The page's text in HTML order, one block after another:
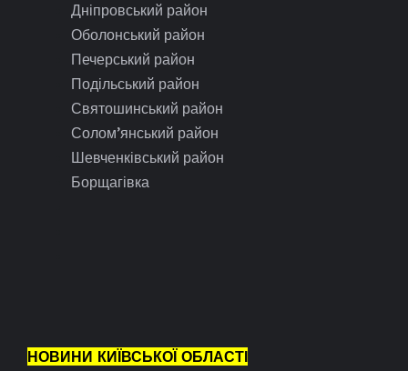
Дніпровський район
Оболонський район
Печерський район
Подільський район
Святошинський район
Солом’янський район
Шевченківський район
Борщагівка
НОВИНИ КИЇВСЬКОЇ ОБЛАСТІ